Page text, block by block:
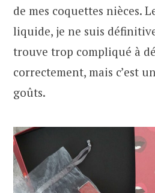
de mes coquettes nièces.
liquide, je ne suis
trouve trop compliqué à
correctement, mais c’est
goûts.